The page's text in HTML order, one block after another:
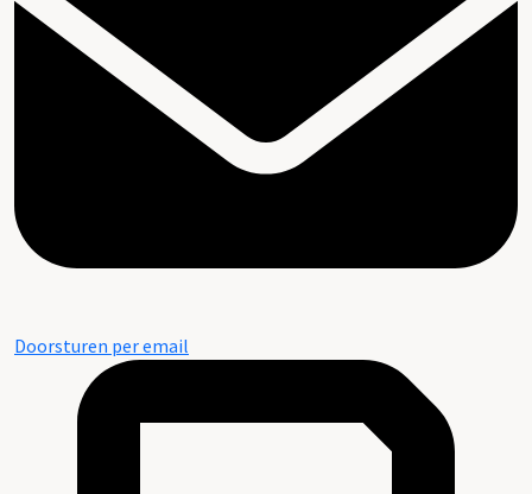
Doorsturen per email